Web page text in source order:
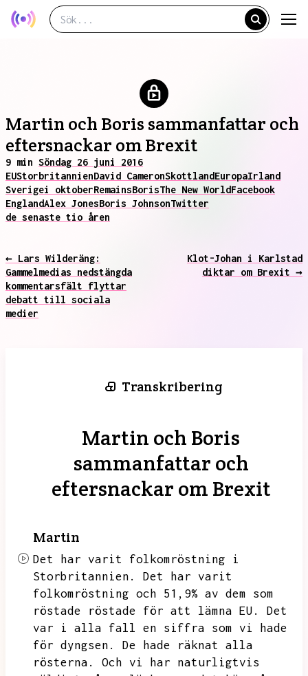
Martin och Boris sammanfattar och
eftersnackar om Brexit
9 min Söndag 26 juni 2016
EUStorbritannienDavid CameronSkottlandEuropaIrland
Sverigei oktoberRemainsBorisThe New WorldFacebook
EnglandAlex JonesBoris JohnsonTwitter
de senaste tio åren
← Lars Wilderäng:
Gammelmedias nedstängda
kommentarsfält flyttar
debatt till sociala
medier
Klot-Johan i Karlstad
diktar om Brexit →
Transkribering
Martin och Boris
sammanfattar och
eftersnackar om Brexit
Martin
Det har varit folkomröstning i
Storbritannien.
Det har varit
folkomröstning och 51,9% av dem som
röstade röstade för att lämna EU.
Det
var i alla fall en siffra som vi hade
för dyngsen.
De hade räknat alla
rösterna.
Och vi har naturligtvis